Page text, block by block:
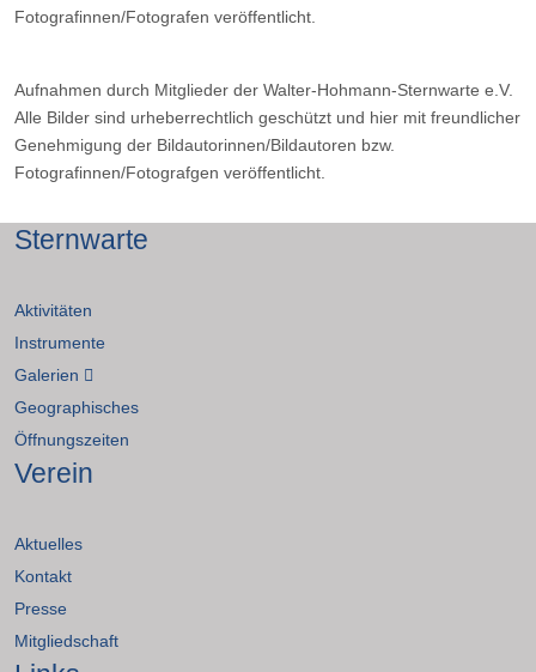
Fotografinnen/Fotografen veröffentlicht.
Aufnahmen durch Mitglieder der Walter-Hohmann-Sternwarte e.V.
Alle Bilder sind urheberrechtlich geschützt und hier mit freundlicher
Genehmigung der Bildautorinnen/Bildautoren bzw.
Fotografinnen/Fotografgen veröffentlicht.
Sternwarte
Aktivitäten
Instrumente
Galerien
Geographisches
Öffnungszeiten
Verein
Aktuelles
Kontakt
Presse
Mitgliedschaft